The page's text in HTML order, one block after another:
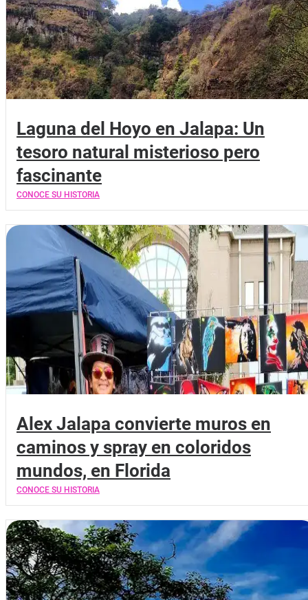
Laguna del Hoyo en Jalapa: Un
tesoro natural misterioso pero
fascinante
CONOCE SU HISTORIA
Alex Jalapa convierte muros en
caminos y spray en coloridos
mundos, en Florida
CONOCE SU HISTORIA